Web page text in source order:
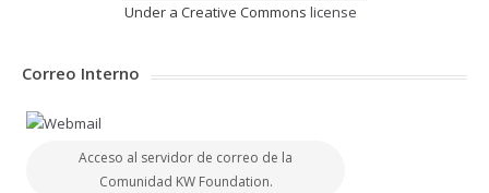
Under a Creative Commons license
Correo Interno
Acceso al servidor de correo de la
Comunidad KW Foundation.